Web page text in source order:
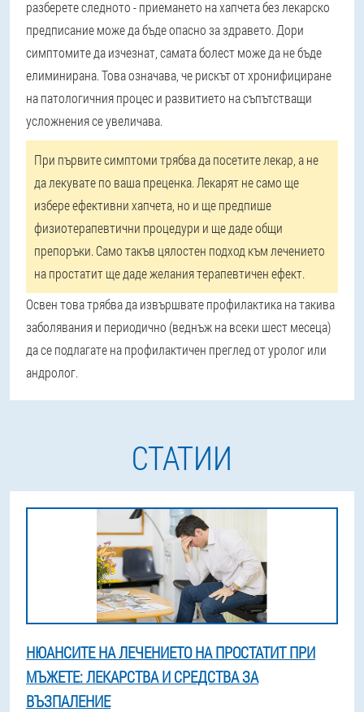
разберете следното - приемането на хапчета без лекарско
предписание може да бъде опасно за здравето. Дори
симптомите да изчезнат, самата болест може да не бъде
елиминирана. Това означава, че рискът от хронифициране
на патологичния процес и развитието на съпътстващи
усложнения се увеличава.
При първите симптоми трябва да посетите лекар, а не
да лекувате по ваша преценка. Лекарят не само ще
избере ефективни хапчета, но и ще предпише
физиотерапевтични процедури и ще даде общи
препоръки. Само такъв цялостен подход към лечението
на простатит ще даде желания терапевтичен ефект.
Освен това трябва да извършвате профилактика на такива
заболявания и периодично (веднъж на всеки шест месеца)
да се подлагате на профилактичен преглед от уролог или
андролог.
СТАТИИ
НЮАНСИТЕ НА ЛЕЧЕНИЕТО НА ПРОСТАТИТ ПРИ
МЪЖЕТЕ: ЛЕКАРСТВА И СРЕДСТВА ЗА
ВЪЗПАЛЕНИЕ